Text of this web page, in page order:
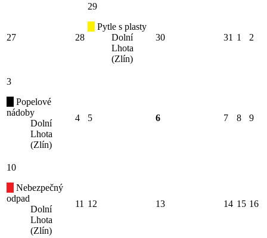
27 28
29
Pytle s plasty
Dolní
Lhota
(Zlín)
30 31 1 2
3
Popelové
nádoby
Dolní
Lhota
(Zlín)
4 5 6 7 8 9
10
Nebezpečný
odpad
Dolní
Lhota
(Zlín)
11 12 13 14 15 16